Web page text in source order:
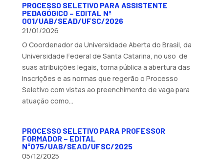
PROCESSO SELETIVO PARA ASSISTENTE
PEDAGÓGICO – EDITAL Nº
001/UAB/SEAD/UFSC/2026
21/01/2026
O Coordenador da Universidade Aberta do Brasil, da
Universidade Federal de Santa Catarina, no uso de
suas atribuições legais, torna pública a abertura das
inscrições e as normas que regerão o Processo
Seletivo com vistas ao preenchimento de vaga para
atuação como...
PROCESSO SELETIVO PARA PROFESSOR
FORMADOR – EDITAL
N°075/UAB/SEAD/UFSC/2025
05/12/2025